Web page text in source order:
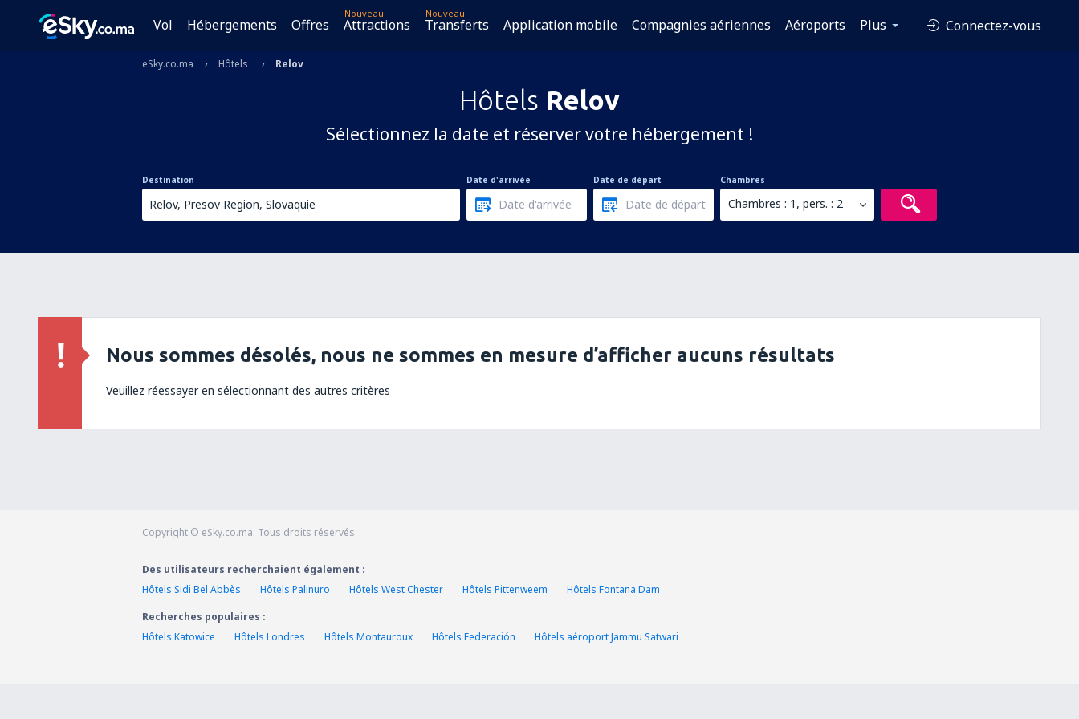
Vol Hébergements Offres
Nouveau
Attractions
Nouveau
Transferts Application mobile Compagnies aériennes Aéroports Plus Connectez-vous
eSky.co.ma Hôtels Relov
Hôtels Relov
Sélectionnez la date et réserver votre hébergement !
Destination Date d'arrivée Date de départ Chambres
Chambres : 1, pers. : 2
Nous sommes désolés, nous ne sommes en mesure d’afficher aucuns résultats
Veuillez réessayer en sélectionnant des autres critères
Copyright © eSky.co.ma. Tous droits réservés.
Des utilisateurs recherchaient également :
Hôtels Sidi Bel Abbès
Hôtels Palinuro Hôtels West Chester Hôtels Pittenweem
Hôtels Fontana Dam
Recherches populaires :
Hôtels Katowice
Hôtels Londres Hôtels Montauroux Hôtels Federación Hôtels aéroport Jammu Satwari